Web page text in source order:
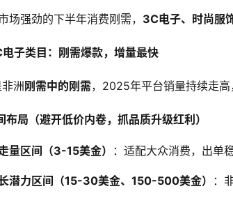
场强劲的下半年消费刚需， 3C电子、时尚服
电子类目：刚需爆款，增量最快
洲刚需中的刚需，2025年平台销量持续走高
布局（避开低价内卷，抓品质升级红利）
量区间（3-15美金） ：适配大众消费，出单
潜力区间（15-30美金、 150-500美金） ：